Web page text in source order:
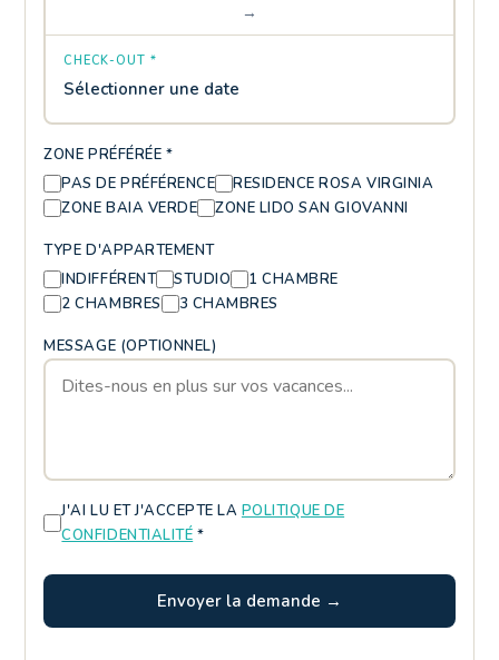
→
CHECK-OUT *
Sélectionner une date
ZONE PRÉFÉRÉE *
PAS DE PRÉFÉRENCE
RESIDENCE ROSA VIRGINIA
ZONE BAIA VERDE
ZONE LIDO SAN GIOVANNI
TYPE D'APPARTEMENT
INDIFFÉRENT
STUDIO
1 CHAMBRE
2 CHAMBRES
3 CHAMBRES
MESSAGE (OPTIONNEL)
J'AI LU ET J'ACCEPTE LA POLITIQUE DE
CONFIDENTIALITÉ *
Envoyer la demande →